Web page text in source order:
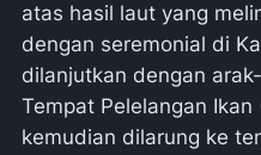
atas hasil laut yang
dengan seremonial di
dilanjutkan dengan
Tempat Pelelangan Ikan
kemudian dilarung ke